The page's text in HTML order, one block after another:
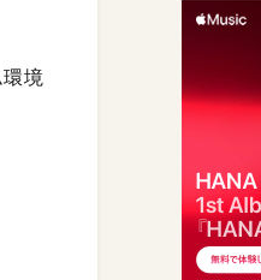
境